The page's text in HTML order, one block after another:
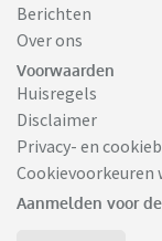
Berichten
Over ons
Voorwaarden
Huisregels
Disclaimer
Privacy- en
Cookievoorkeuren
Aanmelden voor